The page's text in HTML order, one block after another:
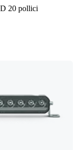
20 pollici